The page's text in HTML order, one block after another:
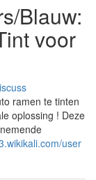
Blauw:
voor
ramen te tinten
oplossing ! Deze
user